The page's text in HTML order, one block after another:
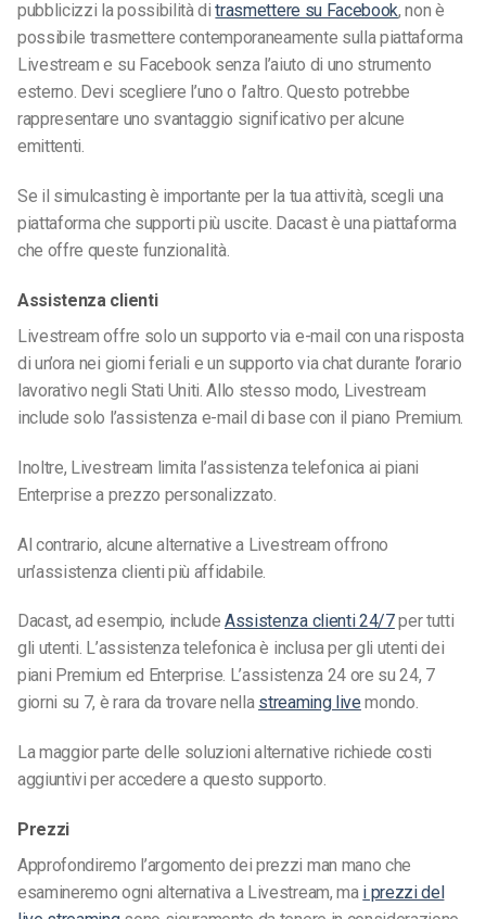
pubblicizzi la possibilità ditrasmettere su Facebook, non è
possibile trasmettere contemporaneamente sulla piattaforma
Livestream e su Facebook senza l’aiuto di uno strumento
esterno. Devi scegliere l’uno o l’altro. Questo potrebbe
rappresentare uno svantaggio significativo per alcune
emittenti.
Se il simulcasting è importante per la tua attività, scegli una
piattaforma che supporti più uscite. Dacast è una piattaforma
che offre queste funzionalità.
Assistenza clienti
Livestream offre solo un supporto via e-mail con una risposta
di un’ora nei giorni feriali e un supporto via chat durante l’orario
lavorativo negli Stati Uniti. Allo stesso modo, Livestream
include solo l’assistenza e-mail di base con il piano Premium.
Inoltre, Livestream limita l’assistenza telefonica ai piani
Enterprise a prezzo personalizzato.
Al contrario, alcunealternative a Livestream offrono
un’assistenza clienti più affidabile.
Dacast, ad esempio, includeAssistenza clienti 24/7per tutti
gli utenti. L’assistenza telefonica è inclusa per gli utenti dei
piani Premium ed Enterprise. L’assistenza 24 ore su 24, 7
giorni su 7, è rara da trovare nella streaming live mondo.
La maggior parte delle soluzioni alternative richiede costi
aggiuntivi per accedere a questo supporto.
Prezzi
Approfondiremo l’argomento dei prezzi man mano che
esamineremo ogni alternativa a Livestream, ma i prezzi del